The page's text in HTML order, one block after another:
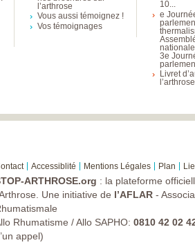
l’arthrose
Vous aussi témoignez !
Vos témoignages
10...
e
3e
Livret
l’arthrose
Accessiblité Mentions Légales Plan
ARTHROSE.org : la plateforme
Une initiative de l’AFLAR -
Rhumatisme / Allo SAPHO: 0810 42 02
appel)